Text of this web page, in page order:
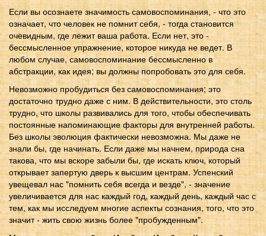
Если вы осознаете значимость самовоспоминания, - что это
означает, что человек не помнит себя, - тогда становится
очевидным, где лежит ваша работа. Если нет, это -
бессмысленное упражнение, которое никуда не ведет. В
любом случае, самовоспоминание бессмысленно в
абстракции, как идея; вы должны попробовать это для себя.
Невозможно пробудиться без самовоспоминания; это
достаточно трудно даже с ним. В действительности, это столь
трудно, что школы развивались для того, чтобы обеспечивать
постоянные напоминающие факторы для внутренней работы.
Без школы эволюция фактически невозможна. Мы даже не
знали бы, где начинать. Если даже мы начнем, природа сна
такова, что мы вскоре забыли бы, где искать ключ, который
открывает запертую дверь к высшим центрам. Успенский
увещевал нас "помнить себя всегда и везде", - значение
увеличивается для нас каждый год, каждый день, каждый час с
тем, как мы исследуем многие аспекты сознания, того, что это
значит - жить свою жизнь более "пробужденным".